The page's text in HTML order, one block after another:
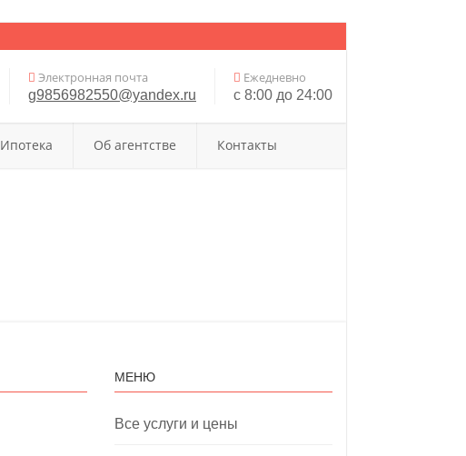
Электронная почта
g9856982550@yandex.ru
Ежедневно
с 8:00 до 24:00
Ипотека Об агентстве Контакты
МЕНЮ
Все услуги и цены